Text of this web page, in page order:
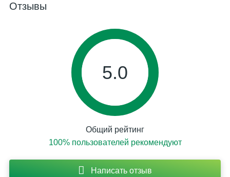
Отзывы
5.0
Общий рейтинг
100% пользователей рекомендуют
Написать отзыв